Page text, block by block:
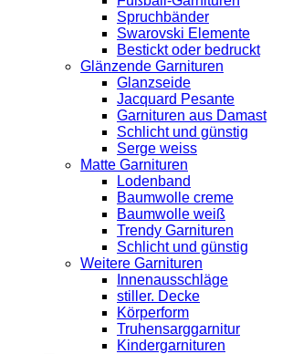
Spruchbänder
Swarovski Elemente
Bestickt oder bedruckt
Glänzende Garnituren
Glanzseide
Jacquard Pesante
Garnituren aus Damast
Schlicht und günstig
Serge weiss
Matte Garnituren
Lodenband
Baumwolle creme
Baumwolle weiß
Trendy Garnituren
Schlicht und günstig
Weitere Garnituren
Innenausschläge
stiller. Decke
Körperform
Truhensarggarnitur
Kindergarnituren